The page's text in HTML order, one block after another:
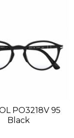
PO3218V 95
Black